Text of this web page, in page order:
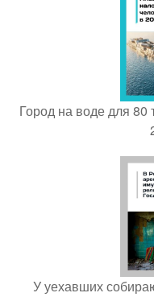
Город на воде для 80
У уехавших